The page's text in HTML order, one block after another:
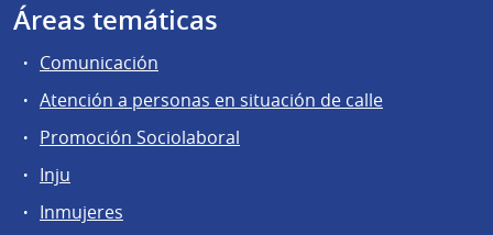
Áreas temáticas
Comunicación
Atención a personas en situación de calle
Promoción Sociolaboral
Inju
Inmujeres